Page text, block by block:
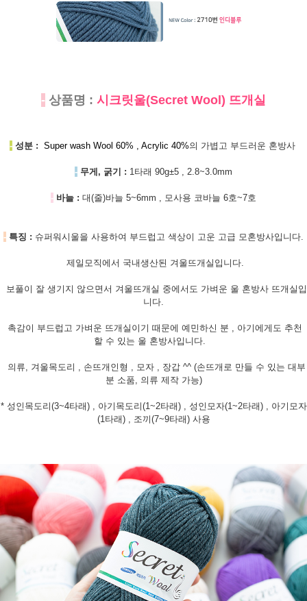
- 상품명 : 시크릿울(Secret Wool) 뜨개실
- 성분 : Super wash Wool 60% , Acrylic 40%의 가볍고 부드러운 혼방사
- 무게, 굵기 : 1타래 90g±5 , 2.8~3.0mm
- 바늘 : 대(줄)바늘 5~6mm , 모사용 코바늘 6호~7호
- 특징 : 슈퍼워시울을 사용하여 부드럽고 색상이 고운 고급 모혼방사입니다.
제일모직에서 국내생산된 겨울뜨개실입니다.
보풀이 잘 생기지 않으면서 겨울뜨개실 중에서도 가벼운 울 혼방사 뜨개실입
니다.
촉감이 부드럽고 가벼운 뜨개실이기 때문에 예민하신 분 , 아기에게도 추천
할 수 있는 울 혼방사입니다.
의류, 겨울목도리 , 손뜨개인형 , 모자 , 장갑 ^^ (손뜨개로 만들 수 있는 대부
분 소품, 의류 제작 가능)
* 성인목도리(3~4타래) , 아기목도리(1~2타래) , 성인모자(1~2타래) , 아기모자
(1타래) , 조끼(7~9타래) 사용